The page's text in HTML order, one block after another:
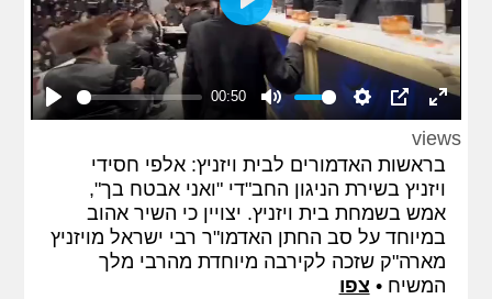
Play
00:50
Mute Settings PIPEnter
fullscreen
Play
views
בראשות האדמורים לבית ויזניץ: אלפי חסידי
ויזניץ בשירת הניגון החב"די "ואני אבטח בך",
אמש בשמחת בית ויזניץ. יצויין כי השיר אהוב
במיוחד על סב החתן האדמו"ר רבי ישראל מויזניץ
מארה"ק שזכה לקירבה מיוחדת מהרבי מלך
המשיח • צפו